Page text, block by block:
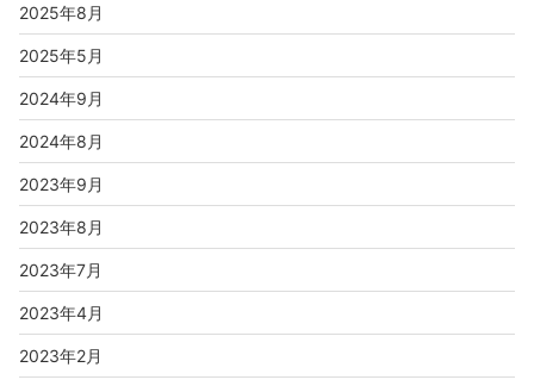
2025年8月
2025年5月
2024年9月
2024年8月
2023年9月
2023年8月
2023年7月
2023年4月
2023年2月